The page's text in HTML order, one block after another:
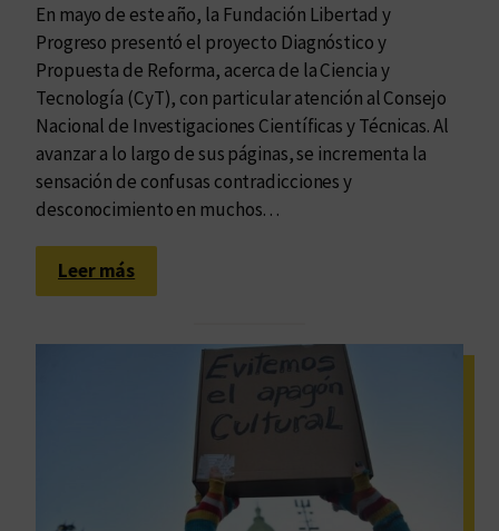
ó
n
,
c
i
e
n
c
i
a
y
En mayo de este año, la Fundación Libertad y
Progreso presentó el proyecto Diagnóstico y
Propuesta de Reforma, acerca de la Ciencia y
Tecnología (CyT), con particular atención al Consejo
Nacional de Investigaciones Científicas y Técnicas. Al
avanzar a lo largo de sus páginas, se incrementa la
sensación de confusas contradicciones y
desconocimiento en muchos…
Leer más:
C
e